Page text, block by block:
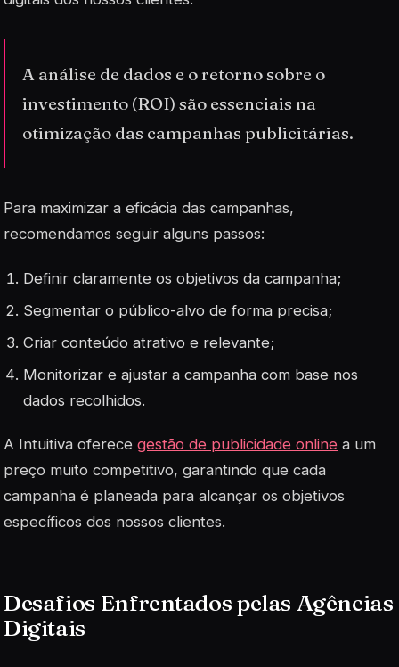
A análise de dados e o retorno sobre o
investimento (ROI) são essenciais na
otimização das campanhas publicitárias.
Para maximizar a eficácia das campanhas,
recomendamos seguir alguns passos:
Definir claramente os objetivos da campanha;
Segmentar o público-alvo de forma precisa;
Criar conteúdo atrativo e relevante;
Monitorizar e ajustar a campanha com base nos
dados recolhidos.
A Intuitiva oferece gestão de publicidade online a um
preço muito competitivo, garantindo que cada
campanha é planeada para alcançar os objetivos
específicos dos nossos clientes.
Desafios Enfrentados pelas Agências
Digitais